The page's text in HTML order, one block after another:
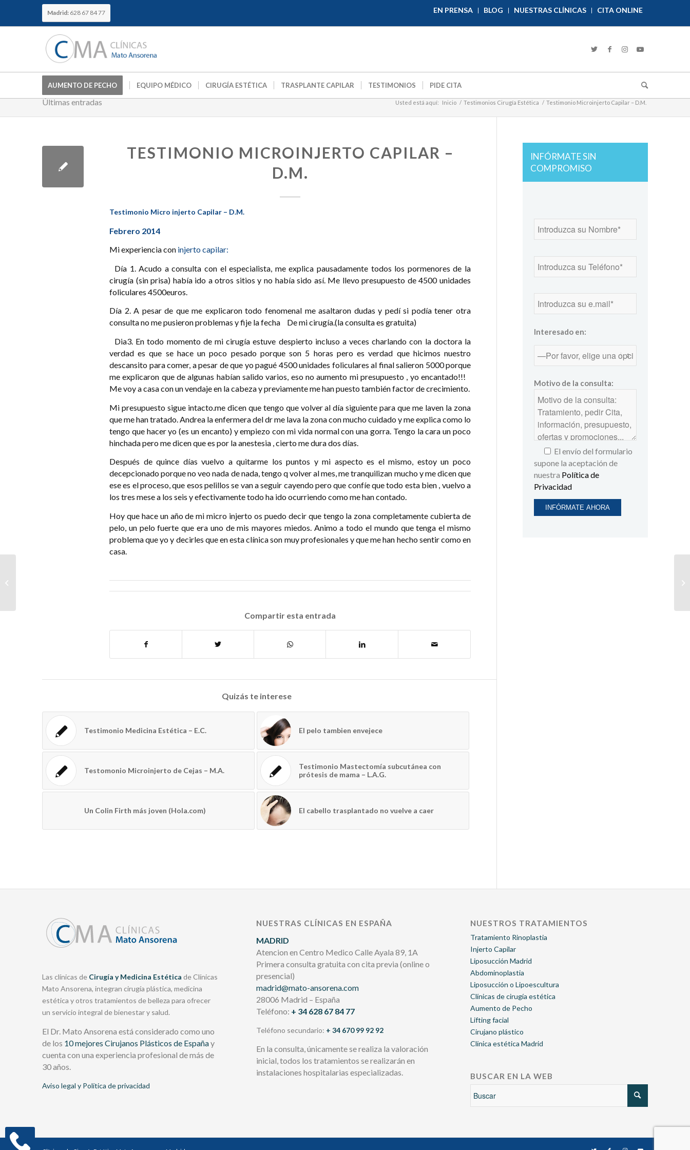
EN PRENSA BLOG NUESTRAS CLÍNICAS CITA ONLINE
Madrid: 628 67 84 77
AUMENTO DE PECHO EQUIPO MÉDICO CIRUGÍA ESTÉTICA TRASPLANTE CAPILAR TESTIMONIOS PIDE CITA
Últimas entradas Usted está aquí: Inicio / Testimonios Cirugía Estética / Testimonio Microinjerto Capilar – D.M.
TESTIMONIO MICROINJERTO CAPILAR –
D.M.
Testimonio Micro injerto Capilar – D.M.
Febrero 2014
Mi experiencia con injerto capilar:
Día 1. Acudo a consulta con el especialista, me explica pausadamente todos los pormenores de la
cirugía (sin prisa) había ido a otros sitios y no había sido así. Me llevo presupuesto de 4500 unidades
foliculares 4500euros.
Día 2. A pesar de que me explicaron todo fenomenal me asaltaron dudas y pedí si podía tener otra
consulta no me pusieron problemas y fije la fecha De mi cirugía.(la consulta es gratuita)
Dia3. En todo momento de mi cirugía estuve despierto incluso a veces charlando con la doctora la
verdad es que se hace un poco pesado porque son 5 horas pero es verdad que hicimos nuestro
descansito para comer, a pesar de que yo pagué 4500 unidades foliculares al final salieron 5000 porque
me explicaron que de algunas habían salido varios, eso no aumento mi presupuesto , yo encantado!!!
Me voy a casa con un vendaje en la cabeza y previamente me han puesto también factor de crecimiento.
Mi presupuesto sigue intacto.me dicen que tengo que volver al día siguiente para que me laven la zona
que me han tratado. Andrea la enfermera del dr me lava la zona con mucho cuidado y me explica como lo
tengo que hacer yo (es un encanto) y empiezo con mi vida normal con una gorra. Tengo la cara un poco
hinchada pero me dicen que es por la anestesia , cierto me dura dos días.
Después de quince días vuelvo a quitarme los puntos y mi aspecto es el mismo, estoy un poco
decepcionado porque no veo nada de nada, tengo q volver al mes, me tranquilizan mucho y me dicen que
ese es el proceso, que esos pelillos se van a seguir cayendo pero que confíe que todo esta bien , vuelvo a
los tres mese a los seis y efectivamente todo ha ido ocurriendo como me han contado.
Hoy que hace un año de mi micro injerto os puedo decir que tengo la zona completamente cubierta de
pelo, un pelo fuerte que era uno de mis mayores miedos. Animo a todo el mundo que tenga el mismo
problema que yo y decirles que en esta clínica son muy profesionales y que me han hecho sentir como en
casa.
Compartir esta entrada
Quizás te interese
Testimonio Medicina Estética – E.C. El pelo tambien envejece
Testomonio Microinjerto de Cejas – M.A.
Testimonio Mastectomía subcutánea con
prótesis de mama – L.A.G.
Un Colin Firth más joven (Hola.com) El cabello trasplantado no vuelve a caer
INFÓRMATE SIN
COMPROMISO
Interesado en:
Motivo de la consulta:
El envío del formulario
supone la aceptación de
nuestra Política de
Privacidad
Las clínicas de Cirugía y Medicina Estética de Clínicas
Mato Ansorena, integran cirugía plástica, medicina
estética y otros tratamientos de belleza para ofrecer
un servicio integral de bienestar y salud.
El Dr. Mato Ansorena está considerado como uno
de los 10 mejores Cirujanos Plásticos de Españay
cuenta con una experiencia profesional de más de
30 años.
Aviso legal y Política de privacidad
NUESTRAS CLÍNICAS EN ESPAÑA
MADRID
Atencion en Centro Medico Calle Ayala 89, 1A
Primera consulta gratuita con cita previa (online o
presencial)
madrid@mato-ansorena.com
28006 Madrid – España
Teléfono: + 34 628 67 84 77
Teléfono secundario: + 34 670 99 92 92
En la consulta, únicamente se realiza la valoración
inicial, todos los tratamientos se realizarán en
instalaciones hospitalarias especializadas.
NUESTROS TRATAMIENTOS
Tratamiento Rinoplastia
Injerto Capilar
Liposucción Madrid
Abdominoplastia
Liposucción o Lipoescultura
Clínicas de cirugía estética
Aumento de Pecho
Lifting facial
Cirujano plástico
Clínica estética Madrid
BUSCAR EN LA WEB